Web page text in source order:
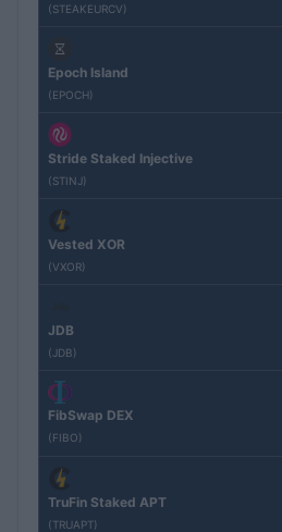
(STEAKEURCV)
Epoch Island
(EPOCH)
Stride Staked Injective
(STINJ)
Vested XOR
(VXOR)
JDB
(JDB)
FibSwap DEX
(FIBO)
TruFin Staked APT
(TRUAPT)